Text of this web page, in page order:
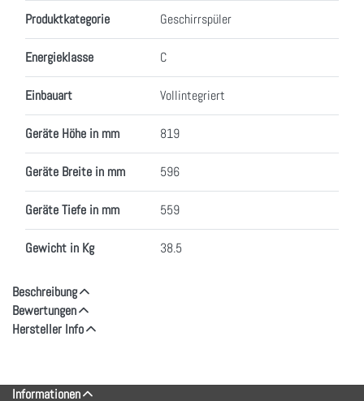
Produktkategorie Geschirrspüler
Energieklasse C
Einbauart Vollintegriert
Geräte Höhe in mm 819
Geräte Breite in mm 596
Geräte Tiefe in mm 559
Gewicht in Kg 38.5
Beschreibung
Bewertungen
Hersteller Info
Informationen